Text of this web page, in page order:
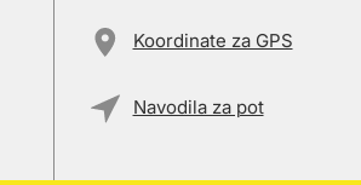
Koordinate za GPS
Navodila za pot